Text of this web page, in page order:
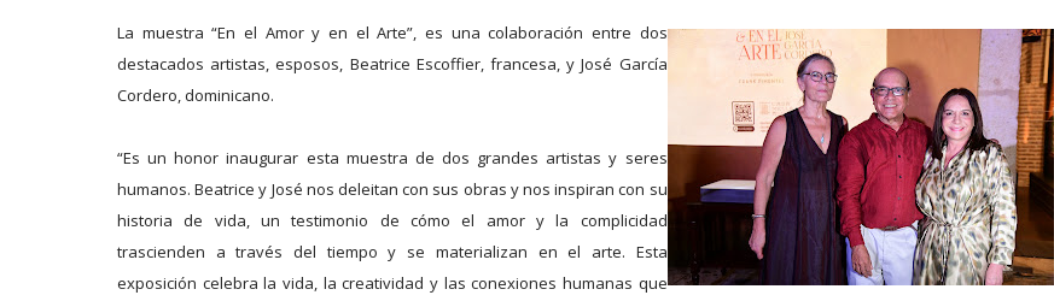
La muestra “En el Amor y en el Arte”, es una colaboración entre dos
destacados artistas, esposos, Beatrice Escoffier, francesa, y José García
Cordero, dominicano.
“Es un honor inaugurar esta muestra de dos grandes artistas y seres
humanos. Beatrice y José nos deleitan con sus obras y nos inspiran con su
historia de vida, un testimonio de cómo el amor y la complicidad
trascienden a través del tiempo y se materializan en el arte. Esta
exposición celebra la vida, la creatividad y las conexiones humanas que